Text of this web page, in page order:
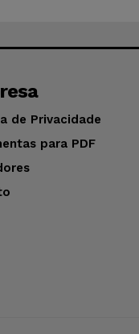
de Privacidade
para PDF